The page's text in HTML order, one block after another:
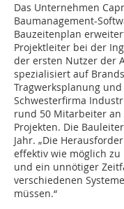
Das Unternehmen
Baumanagement-
Bauzeitenplan
Projektleiter bei der
der ersten Nutzer der
spezialisiert auf
Tragwerksplanung
Schwesterfirma
rund 50 Mitarbeiter
Projekten. Die
Jahr. „Die
effektiv wie möglich
und ein unnötiger
verschiedenen
müssen.“